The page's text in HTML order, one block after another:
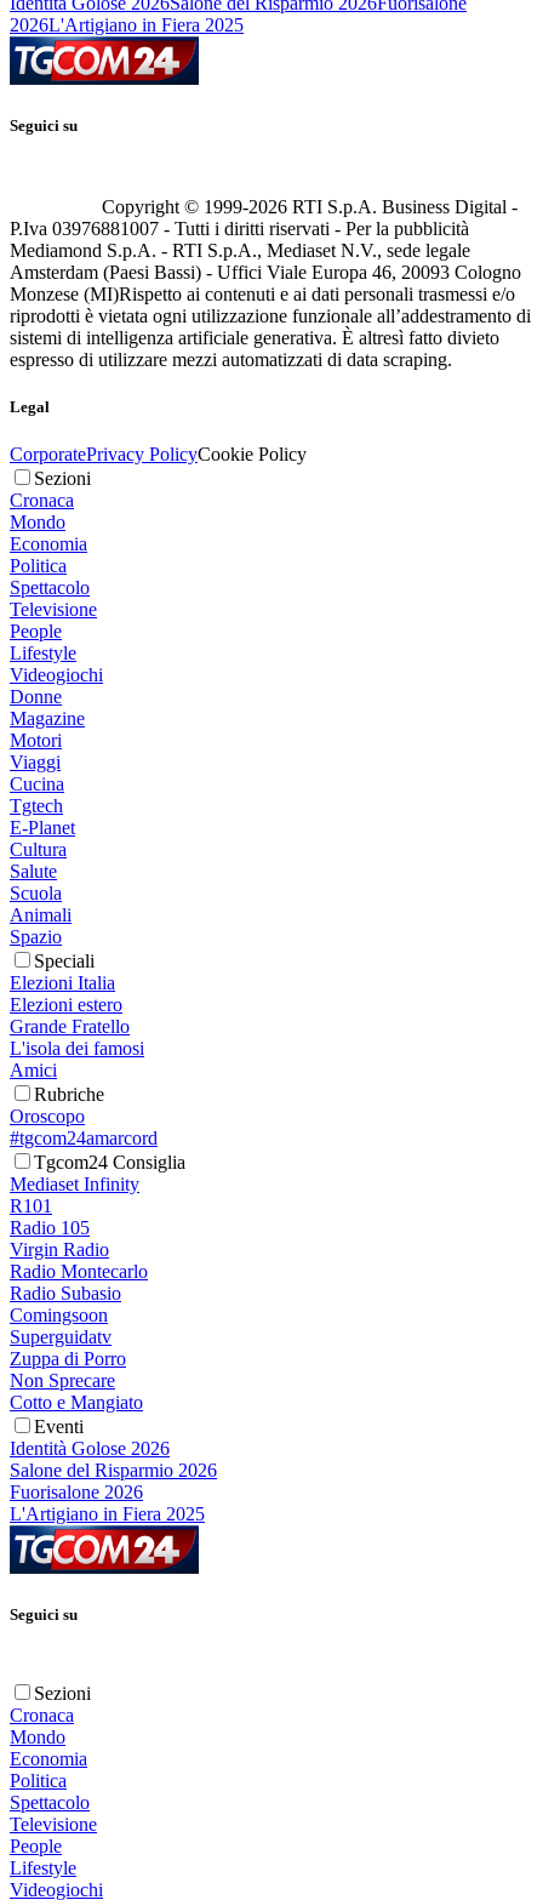
2026L'Artigiano in Fiera 2025
Seguici su
Copyright © 1999-2026 RTI S.p.A. Business Digital -
P.Iva 03976881007 - Tutti i diritti riservati - Per la pubblicità
Mediamond S.p.A. - RTI S.p.A., Mediaset N.V., sede legale
Amsterdam (Paesi Bassi) - Uffici Viale Europa 46, 20093 Cologno
Monzese (MI)Rispetto ai contenuti e ai dati personali trasmessi e/o
riprodotti è vietata ogni utilizzazione funzionale all’addestramento di
sistemi di intelligenza artificiale generativa. È altresì fatto divieto
espresso di utilizzare mezzi automatizzati di data scraping.
Legal
CorporatePrivacy PolicyCookie Policy
Sezioni
Cronaca
Mondo
Economia
Politica
Spettacolo
Televisione
People
Lifestyle
Videogiochi
Donne
Magazine
Motori
Viaggi
Cucina
Tgtech
E-Planet
Cultura
Salute
Scuola
Animali
Spazio
Speciali
Elezioni Italia
Elezioni estero
Grande Fratello
L'isola dei famosi
Amici
Rubriche
Oroscopo
#tgcom24amarcord
Tgcom24 Consiglia
Mediaset Infinity
R101
Radio 105
Virgin Radio
Radio Montecarlo
Radio Subasio
Comingsoon
Superguidatv
Zuppa di Porro
Non Sprecare
Cotto e Mangiato
Eventi
Identità Golose 2026
Salone del Risparmio 2026
Fuorisalone 2026
L'Artigiano in Fiera 2025
Seguici su
Sezioni
Cronaca
Mondo
Economia
Politica
Spettacolo
Televisione
People
Lifestyle
Videogiochi